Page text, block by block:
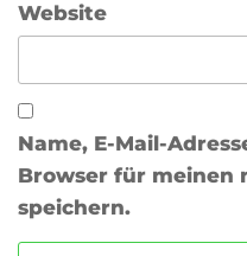
Website
Name, E-Mail-
Browser für meinen
speichern.